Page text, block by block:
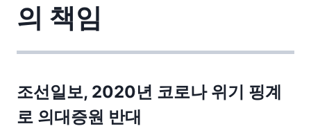
의 책임
조선일보, 2020년 코로나 위기 핑계
로 의대증원 반대